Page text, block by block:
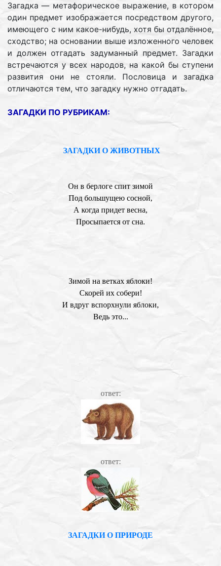
Загадка — метафорическое выражение, в котором
один предмет изображается посредством другого,
имеющего с ним какое-нибудь, хотя бы отдалённое,
сходство; на основании выше изложенного человек
и должен отгадать задуманный предмет. Загадки
встречаются у всех народов, на какой бы ступени
развития они не стояли. Пословица и загадка
отличаются тем, что загадку нужно отгадать.
ЗАГАДКИ ПО РУБРИКАМ:
ЗАГАДКИ О ЖИВОТНЫХ
Он в берлоге спит зимой
Под большущею сосной,
А когда придет весна,
Просыпается от сна.
Зимой на ветках яблоки!
Скорей их собери!
И вдруг вспорхнули яблоки,
Ведь это...
ответ:
ответ:
ЗАГАДКИ О ПРИРОДЕ